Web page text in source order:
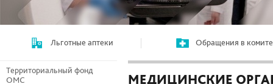
Льготные аптеки Обращения в
Территориальный фонд
ОМС
МЕДИЦИНСКИЕ